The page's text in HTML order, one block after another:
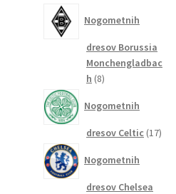
Nogometnih
dresov Borussia
Monchengladbac
h 88
Nogometnih
dresov Celtic 1717
Nogometnih
dresov Chelsea